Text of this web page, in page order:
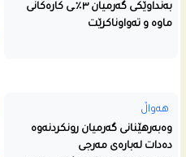
بەنداوێکی گەرمیان ٣٪ـی کارەکانی
ماوە و تەواوناکرێت
هەواڵ
وەبەرهێنانی گەرمیان رونکردنەوە
دەدات لەبارەی مەرجی